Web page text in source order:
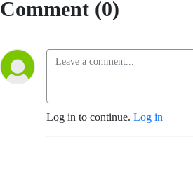
Comment (0)
Log in to continue. Log in